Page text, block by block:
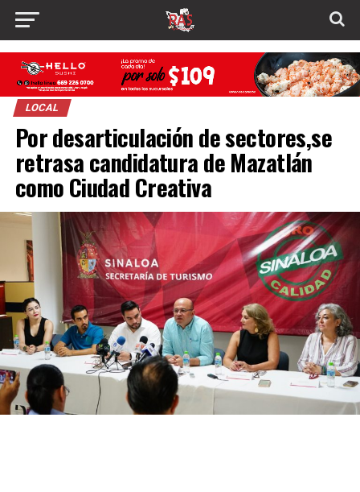
LOCAL
Por desarticulación de sectores,se
retrasa candidatura de Mazatlán
como Ciudad Creativa